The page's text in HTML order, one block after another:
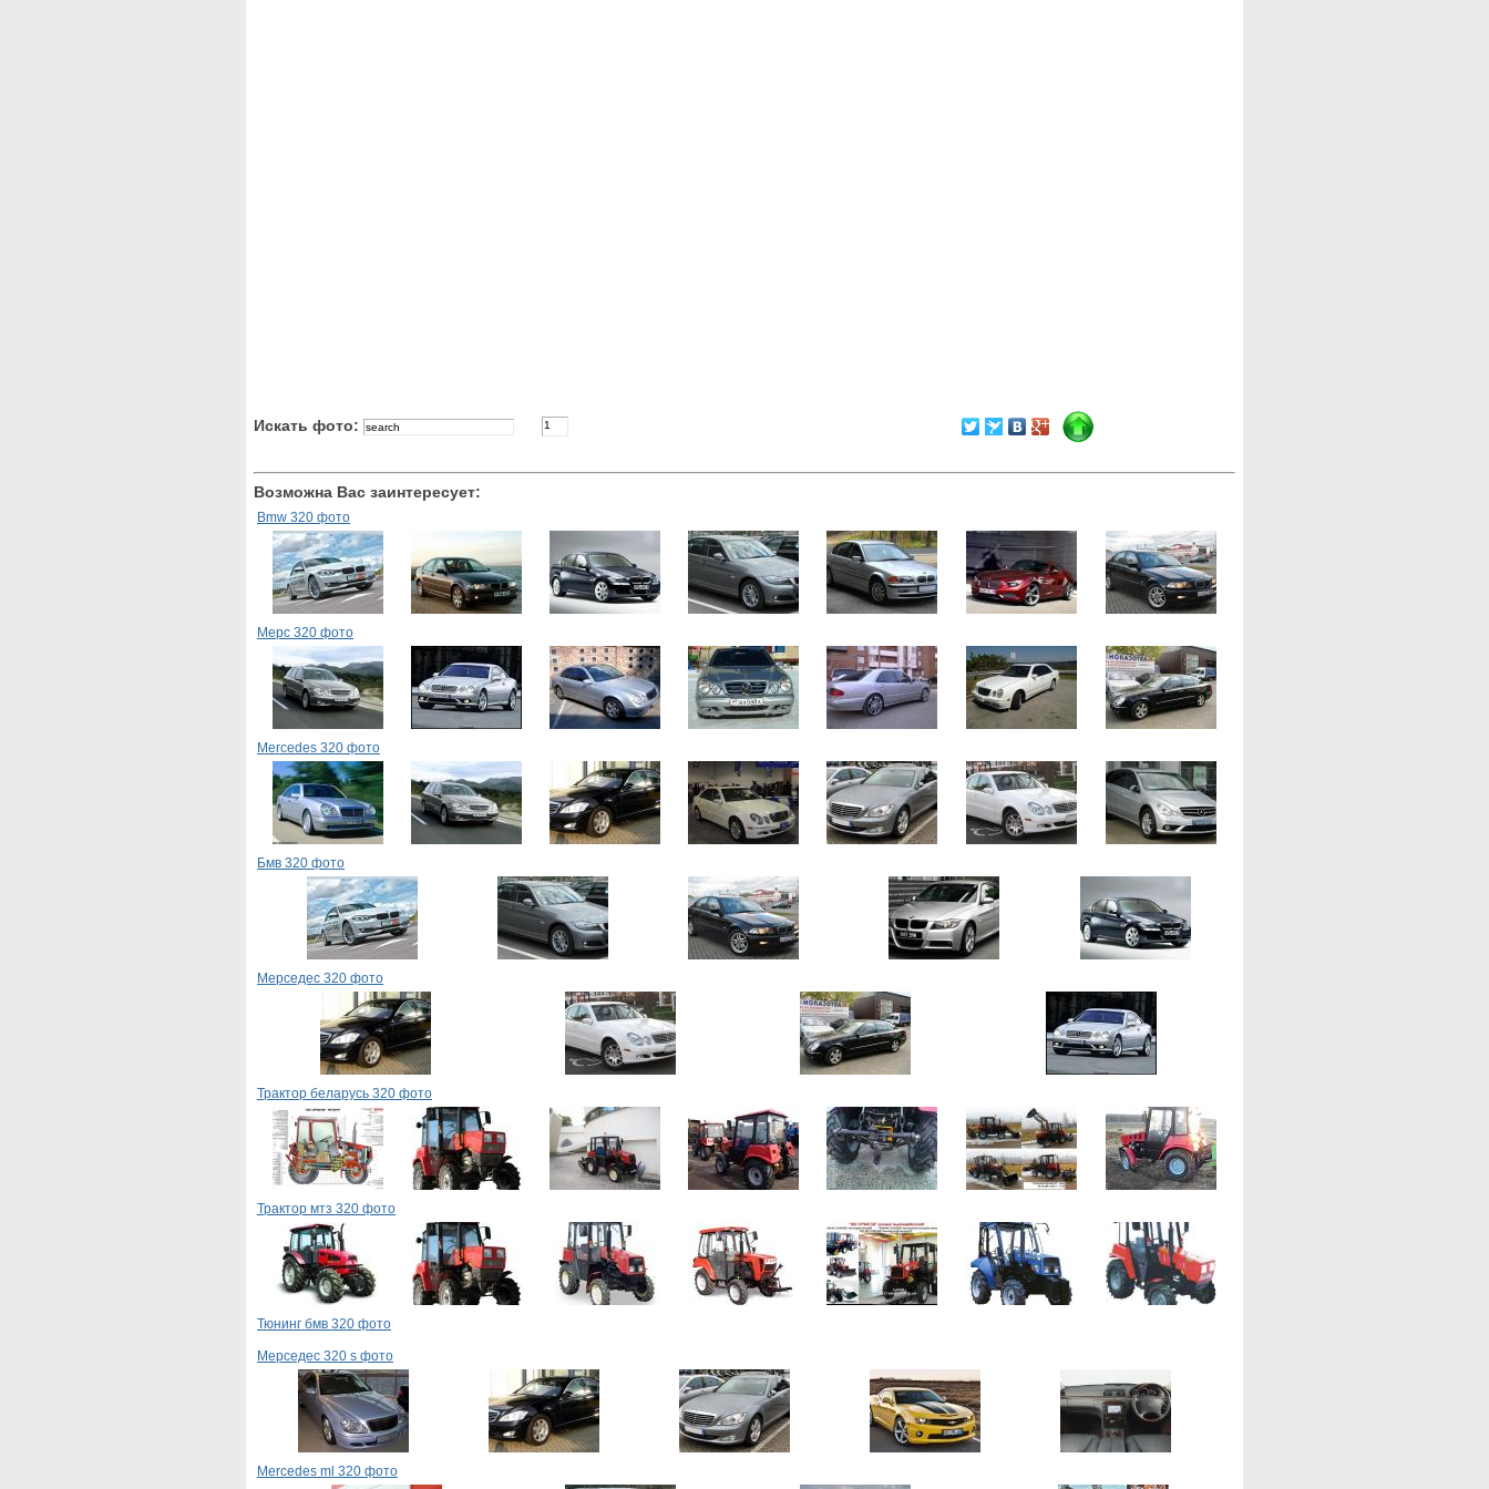
Искать фото:
Возможна Вас заинтересует:
Bmw 320 фото
Мерс 320 фото
Mercedes 320 фото
Бмв 320 фото
Мерседес 320 фото
Трактор беларусь 320 фото
Трактор мтз 320 фото
Тюнинг бмв 320 фото
Мерседес 320 s фото
Mercedes ml 320 фото